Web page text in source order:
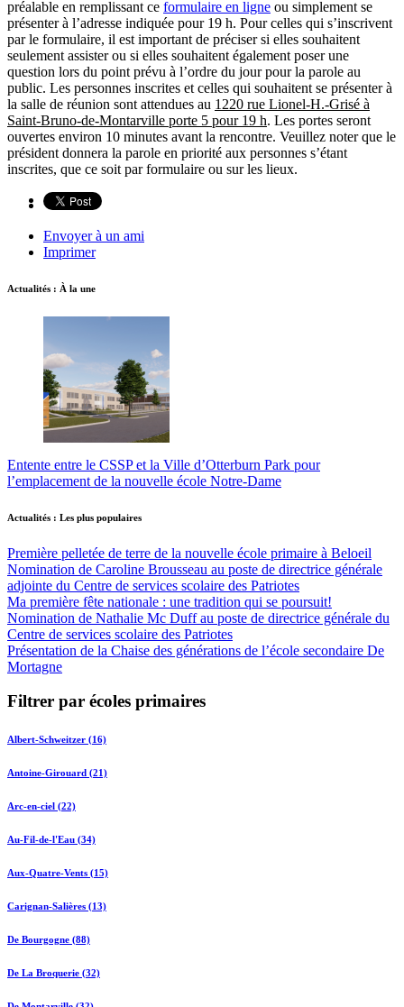
préalable en remplissant ce formulaire en ligne ou simplement se
présenter à l’adresse indiquée pour 19 h. Pour celles qui s’inscrivent
par le formulaire, il est important de préciser si elles souhaitent
seulement assister ou si elles souhaitent également poser une
question lors du point prévu à l’ordre du jour pour la parole au
public. Les personnes inscrites et celles qui souhaitent se présenter à
la salle de réunion sont attendues au 1220 rue Lionel-H.-Grisé à
Saint-Bruno-de-Montarville porte 5 pour 19 h. Les portes seront
ouvertes environ 10 minutes avant la rencontre. Veuillez noter que le
président donnera la parole en priorité aux personnes s’étant
inscrites, que ce soit par formulaire ou sur les lieux.
Envoyer à un ami
Imprimer
Actualités : À la une
Entente entre le CSSP et la Ville d’Otterburn Park pour
l’emplacement de la nouvelle école Notre-Dame
Actualités : Les plus populaires
Première pelletée de terre de la nouvelle école primaire à Beloeil
Nomination de Caroline Brousseau au poste de directrice générale
adjointe du Centre de services scolaire des Patriotes
Ma première fête nationale : une tradition qui se poursuit!
Nomination de Nathalie Mc Duff au poste de directrice générale du
Centre de services scolaire des Patriotes
Présentation de la Chaise des générations de l’école secondaire De
Mortagne
Filtrer par écoles primaires
Albert-Schweitzer (16)
Antoine-Girouard (21)
Arc-en-ciel (22)
Au-Fil-de-l'Eau (34)
Aux-Quatre-Vents (15)
Carignan-Salières (13)
De Bourgogne (88)
De La Broquerie (32)